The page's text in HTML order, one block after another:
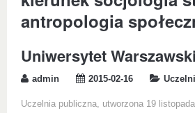
antropologia
Uniwersytet Warszawski
admin 2015-02-16
Uczelnia publiczna, utworzona 19